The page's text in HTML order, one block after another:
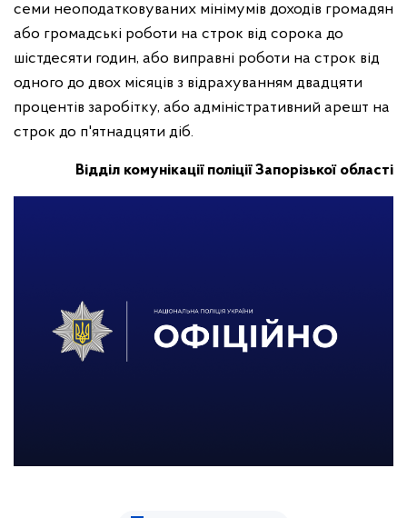
семи неоподатковуваних мінімумів доходів громадян
або громадські роботи на строк від сорока до
шістдесяти годин, або виправні роботи на строк від
одного до двох місяців з відрахуванням двадцяти
процентів заробітку, або адміністративний арешт на
строк до п'ятнадцяти діб.
Відділ комунікації поліції Запорізької області